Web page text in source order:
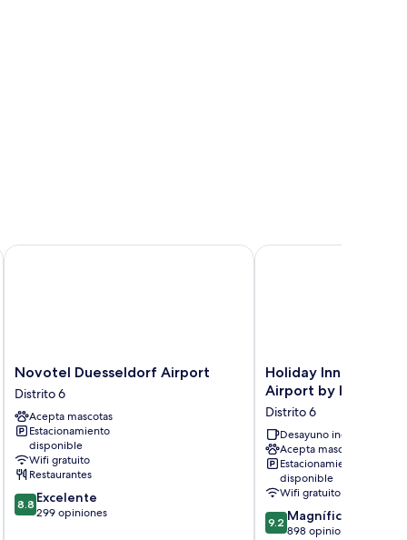
JdV by Hyatt
Novotel
Duesseldorf
Airport
Distrito
6
Novotel Duesseldorf Airport
Distrito 6
Acepta mascotas
Estacionamiento
disponible
Wifi gratuito
Restaurantes
8.8
de
8.8 Excelente
299 opiniones
Novotel Duesseldorf Airport
Holiday
Inn
Express
Düsseldorf
Airport
by
IHG
Distrito
6
Holiday Inn Express
Airport by IHG
Distrito 6
Desayuno incluido
Acepta mascotas
Estacionamiento
disponible
Wifi gratuito
9.2
de
9.2 Magnífico
898 opiniones
Holiday Inn Express